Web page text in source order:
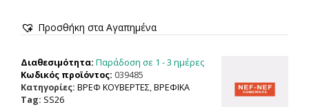
Προσθήκη στα Αγαπημένα
Διαθεσιμότητα: Παράδοση σε 1 - 3 ημέρες
Κωδικός προϊόντος: 039485
Κατηγορίες: ΒΡΕΦ ΚΟΥΒΕΡΤΕΣ,ΒΡΕΦΙΚΑ
Tag: SS26